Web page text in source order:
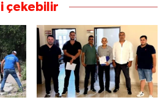
çekebilir